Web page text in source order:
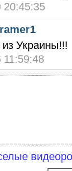
20:45:35
Украины!!!
11:59:48